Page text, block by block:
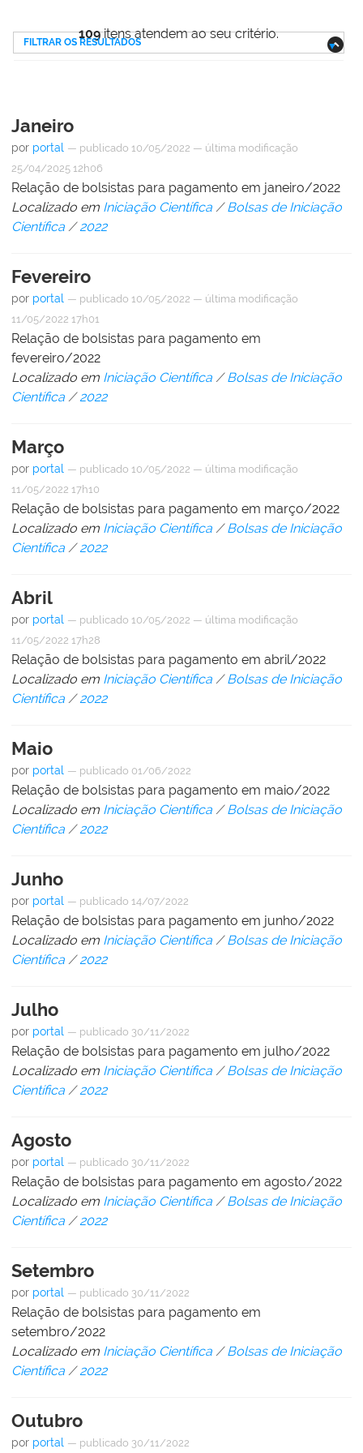
109itens atendem ao seu critério.
FILTRAR OS RESULTADOS
Janeiro
por portal — publicado 10/05/2022 — última modificação
25/04/2025 12h06
Relação de bolsistas para pagamento em janeiro/2022
Localizado em Iniciação Científica /Bolsas de Iniciação
Científica /2022
Fevereiro
por portal — publicado 10/05/2022 — última modificação
11/05/2022 17h01
Relação de bolsistas para pagamento em
fevereiro/2022
Localizado em Iniciação Científica /Bolsas de Iniciação
Científica /2022
Março
por portal — publicado 10/05/2022 — última modificação
11/05/2022 17h10
Relação de bolsistas para pagamento em março/2022
Localizado em Iniciação Científica /Bolsas de Iniciação
Científica /2022
Abril
por portal — publicado 10/05/2022 — última modificação
11/05/2022 17h28
Relação de bolsistas para pagamento em abril/2022
Localizado em Iniciação Científica /Bolsas de Iniciação
Científica /2022
Maio
por portal — publicado 01/06/2022
Relação de bolsistas para pagamento em maio/2022
Localizado em Iniciação Científica /Bolsas de Iniciação
Científica /2022
Junho
por portal — publicado 14/07/2022
Relação de bolsistas para pagamento em junho/2022
Localizado em Iniciação Científica /Bolsas de Iniciação
Científica /2022
Julho
por portal — publicado 30/11/2022
Relação de bolsistas para pagamento em julho/2022
Localizado em Iniciação Científica /Bolsas de Iniciação
Científica /2022
Agosto
por portal — publicado 30/11/2022
Relação de bolsistas para pagamento em agosto/2022
Localizado em Iniciação Científica /Bolsas de Iniciação
Científica /2022
Setembro
por portal — publicado 30/11/2022
Relação de bolsistas para pagamento em
setembro/2022
Localizado em Iniciação Científica /Bolsas de Iniciação
Científica /2022
Outubro
por portal — publicado 30/11/2022